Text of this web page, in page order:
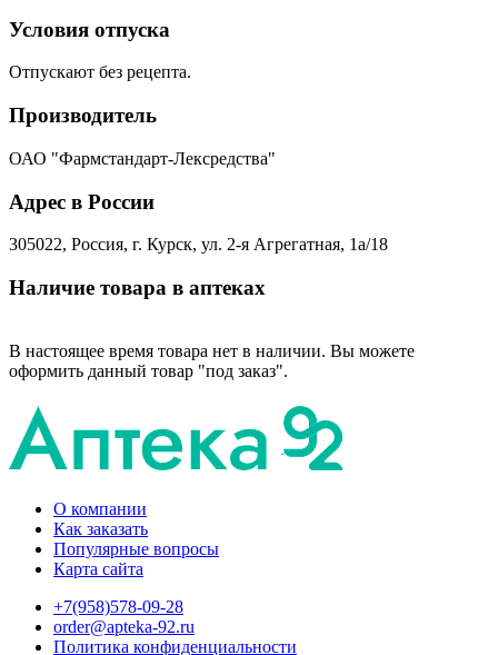
Условия отпуска
Отпускают без рецепта.
Производитель
ОАО "Фармстандарт-Лексредства"
Адрес в России
305022, Россия, г. Курск, ул. 2-я Агрегатная, 1а/18
Наличие товара в аптеках
В настоящее время товара нет в наличии. Вы можете
оформить данный товар "под заказ".
О компании
Как заказать
Популярные вопросы
Карта сайта
+7(958)578-09-28
order@apteka-92.ru
Политика конфиденциальности